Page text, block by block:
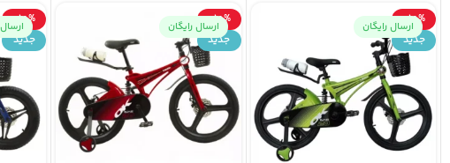
-10%
جدید
ارسال رایگان
-10%
جدید
ارسال رایگان
-10%
جدید